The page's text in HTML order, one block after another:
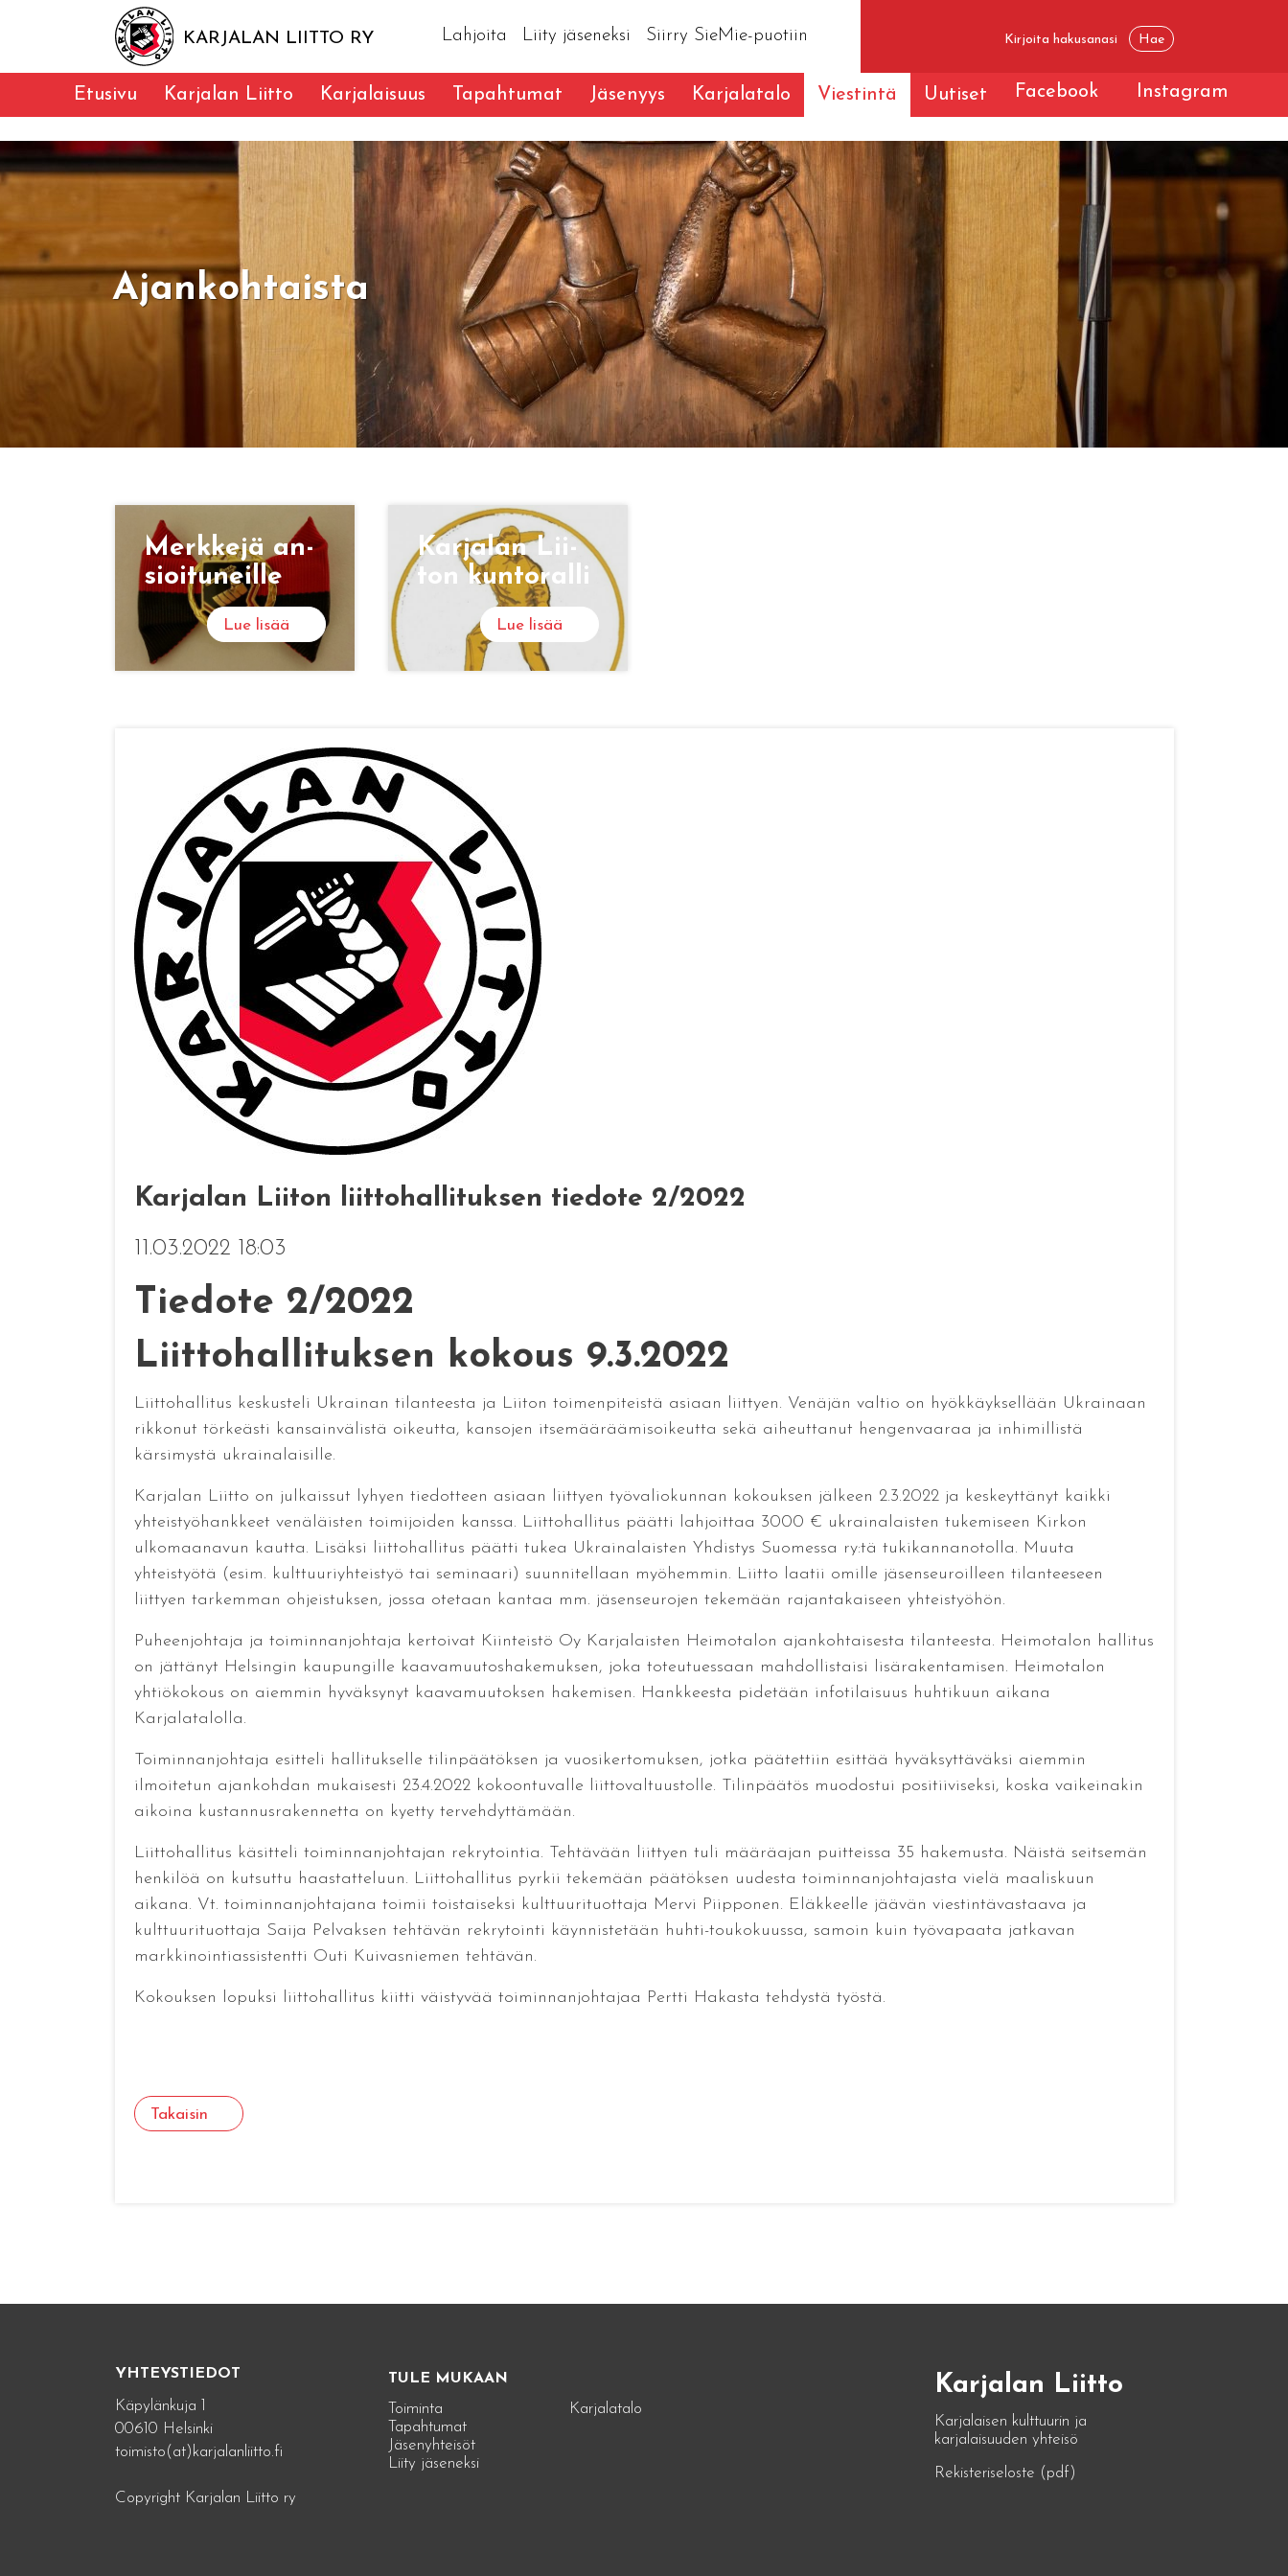
KARJALAN LIITTO RY Lahjoita Liity jäseneksi Siirry SieMie-puotiin
Etusivu Karjalan Liitto Karjalaisuus Tapahtumat Jäsenyys Karjalatalo Viestintä Uutiset Facebook Instagram
Ajankohtaista
Merk­ke­jä an­
sioi­tu­neil­le
Lue lisää
Kar­ja­lan Lii­
ton kun­to­ral­li
Lue lisää
Karjalan Liiton liittohallituksen tiedote 2/2022
11.03.2022 18:03
Tiedote 2/2022
Liittohallituksen kokous 9.3.2022
Liittohallitus keskusteli Ukrainan tilanteesta ja Liiton toimenpiteistä asiaan liittyen. Venäjän valtio on hyökkäyksellään Ukrainaan
rikkonut törkeästi kansainvälistä oikeutta, kansojen itsemääräämisoikeutta sekä aiheuttanut hengenvaaraa ja inhimillistä
kärsimystä ukrainalaisille.
Karjalan Liitto on julkaissut lyhyen tiedotteen asiaan liittyen työvaliokunnan kokouksen jälkeen 2.3.2022 ja keskeyttänyt kaikki
yhteistyöhankkeet venäläisten toimijoiden kanssa. Liittohallitus päätti lahjoittaa 3000 € ukrainalaisten tukemiseen Kirkon
ulkomaanavun kautta. Lisäksi liittohallitus päätti tukea Ukrainalaisten Yhdistys Suomessa ry:tä tukikannanotolla. Muuta
yhteistyötä (esim. kulttuuriyhteistyö tai seminaari) suunnitellaan myöhemmin. Liitto laatii omille jäsenseuroilleen tilanteeseen
liittyen tarkemman ohjeistuksen, jossa otetaan kantaa mm. jäsenseurojen tekemään rajantakaiseen yhteistyöhön.
Puheenjohtaja ja toiminnanjohtaja kertoivat Kiinteistö Oy Karjalaisten Heimotalon ajankohtaisesta tilanteesta. Heimotalon hallitus
on jättänyt Helsingin kaupungille kaavamuutoshakemuksen, joka toteutuessaan mahdollistaisi lisärakentamisen. Heimotalon
yhtiökokous on aiemmin hyväksynyt kaavamuutoksen hakemisen. Hankkeesta pidetään infotilaisuus huhtikuun aikana
Karjalatalolla.
Toiminnanjohtaja esitteli hallitukselle tilinpäätöksen ja vuosikertomuksen, jotka päätettiin esittää hyväksyttäväksi aiemmin
ilmoitetun ajankohdan mukaisesti 23.4.2022 kokoontuvalle liittovaltuustolle. Tilinpäätös muodostui positiiviseksi, koska vaikeinakin
aikoina kustannusrakennetta on kyetty tervehdyttämään.
Liittohallitus käsitteli toiminnanjohtajan rekrytointia. Tehtävään liittyen tuli määräajan puitteissa 35 hakemusta. Näistä seitsemän
henkilöä on kutsuttu haastatteluun. Liittohallitus pyrkii tekemään päätöksen uudesta toiminnanjohtajasta vielä maaliskuun
aikana. Vt. toiminnanjohtajana toimii toistaiseksi kulttuurituottaja Mervi Piipponen. Eläkkeelle jäävän viestintävastaava ja
kulttuurituottaja Saija Pelvaksen tehtävän rekrytointi käynnistetään huhti-toukokuussa, samoin kuin työvapaata jatkavan
markkinointiassistentti Outi Kuivasniemen tehtävän.
Kokouksen lopuksi liittohallitus kiitti väistyvää toiminnanjohtajaa Pertti Hakasta tehdystä työstä.
Takaisin
YHTEYSTIEDOT
Käpylänkuja 1
00610 Helsinki
toimisto(at)karjalanliitto.fi
Copyright Karjalan Liitto ry
TULE MUKAAN
Toiminta
Tapahtumat
Jäsenyhteisöt
Liity jäseneksi
Karjalatalo
Karjalan Liitto
Karjalaisen kulttuurin ja
karjalaisuuden yhteisö
Rekisteriseloste (pdf)